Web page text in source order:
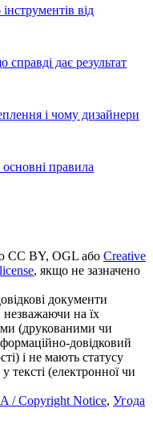
від
дає результат
і чому дизайнери
правила
CC BY, OGL або Creative
, якщо не зазначено
документи
незважаючи на їх
(друкованими чи
довідковий
і не мають статусу
тексті (електронної чи
/ Copyright Notice, Угода